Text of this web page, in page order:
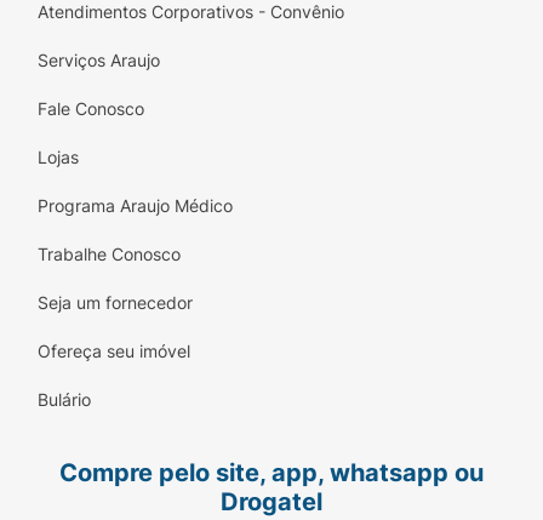
Atendimentos Corporativos - Convênio
Serviços Araujo
Fale Conosco
Lojas
Programa Araujo Médico
Trabalhe Conosco
Seja um fornecedor
Ofereça seu imóvel
Bulário
Compre pelo site, app, whatsapp ou
Drogatel